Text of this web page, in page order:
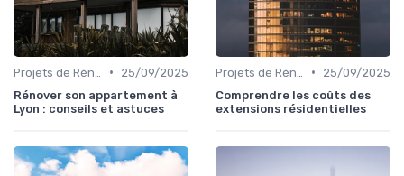
•
25/09/2025
Rénover son appartement à
Lyon : conseils et astuces
•
25/09/2025
Comprendre les coûts des
extensions résidentielles